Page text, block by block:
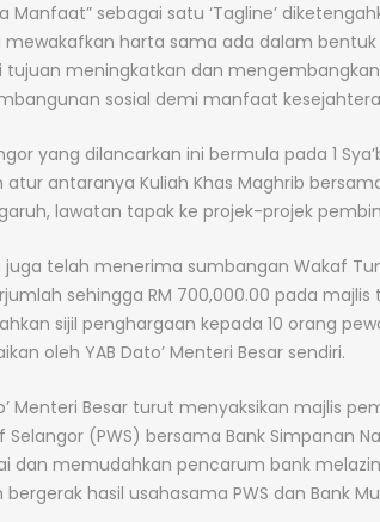
Manfaat” sebagai satu ‘Tagline’
harta sama ada dalam
meningkatkan dan
sosial demi manfaat
yang dilancarkan ini bermula pada 1
atur antaranya Kuliah Khas Maghrib
lawatan tapak ke projek-projek
juga telah menerima sumbangan Wakaf
sehingga RM 700,000.00 pada
sijil penghargaan kepada 10 orang
oleh YAB Dato’ Menteri Besar sendiri.
Menteri Besar turut menyaksikan majlis
Selangor (PWS) bersama Bank Simpanan
dan memudahkan pencarum bank
bergerak hasil usahasama PWS dan Bank